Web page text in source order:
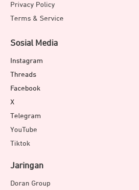
Privacy Policy
Terms & Service
Sosial Media
Instagram
Threads
Facebook
X
Telegram
YouTube
Tiktok
Jaringan
Doran Group